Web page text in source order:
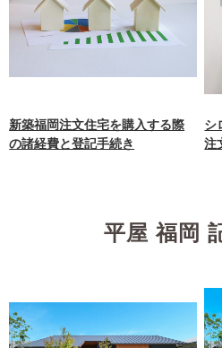
新築福岡注文住宅を購入する際
の諸経費と登記手続き
シ
注
平屋 福岡